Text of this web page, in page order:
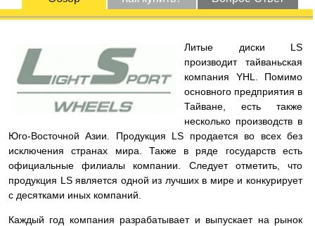
Литые диски LS
производит тайваньская
компания YHL. Помимо
основного предприятия в
Тайване, есть также
несколько производств в
Юго-Восточной Азии. Продукция LS продается во всех без
исключения странах мира. Также в ряде государств есть
официальные филиалы компании. Следует отметить, что
продукция LS является одной из лучших в мире и конкурирует
с десятками иных компаний.
Каждый год компания разрабатывает и выпускает на рынок